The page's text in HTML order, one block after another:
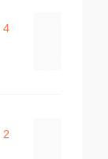
4
2